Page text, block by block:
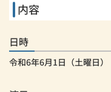
内容
日時
令和6年6月1日（土曜日